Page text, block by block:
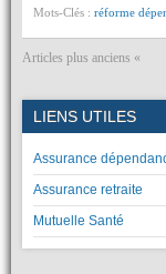
Mots-Clés : réforme
Articles plus anciens «
LIENS UTILES
Assurance
Assurance retraite
Mutuelle Santé